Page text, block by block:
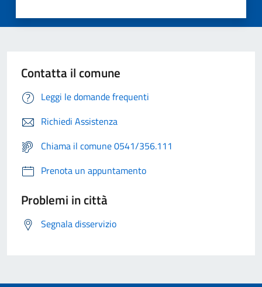
Contatta il comune
Leggi le domande frequenti
Richiedi Assistenza
Chiama il comune 0541/356.111
Prenota un appuntamento
Problemi in città
Segnala disservizio